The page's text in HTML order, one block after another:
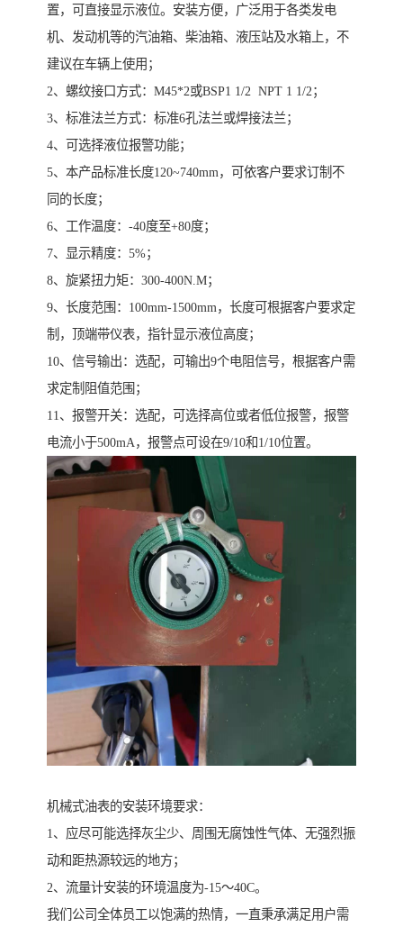
置，可直接显示液位。安装方便，广泛用于各类发电
机、发动机等的汽油箱、柴油箱、液压站及水箱上，不
建议在车辆上使用；
2、螺纹接口方式：M45*2或BSP1 1/2 NPT 1 1/2；
3、标准法兰方式：标准6孔法兰或焊接法兰；
4、可选择液位报警功能；
5、本产品标准长度120~740mm，可依客户要求订制不
同的长度；
6、工作温度：-40度至+80度；
7、显示精度：5%；
8、旋紧扭力矩：300-400N.M；
9、长度范围：100mm-1500mm，长度可根据客户要求定
制，顶端带仪表，指针显示液位高度；
10、信号输出：选配，可输出9个电阻信号，根据客户需
求定制阻值范围；
11、报警开关：选配，可选择高位或者低位报警，报警
电流小于500mA，报警点可设在9/10和1/10位置。
机械式油表的安装环境要求：
1、应尽可能选择灰尘少、周围无腐蚀性气体、无强烈振
动和距热源较远的地方；
2、流量计安装的环境温度为-15～40C。
我们公司全体员工以饱满的热情，一直秉承满足用户需